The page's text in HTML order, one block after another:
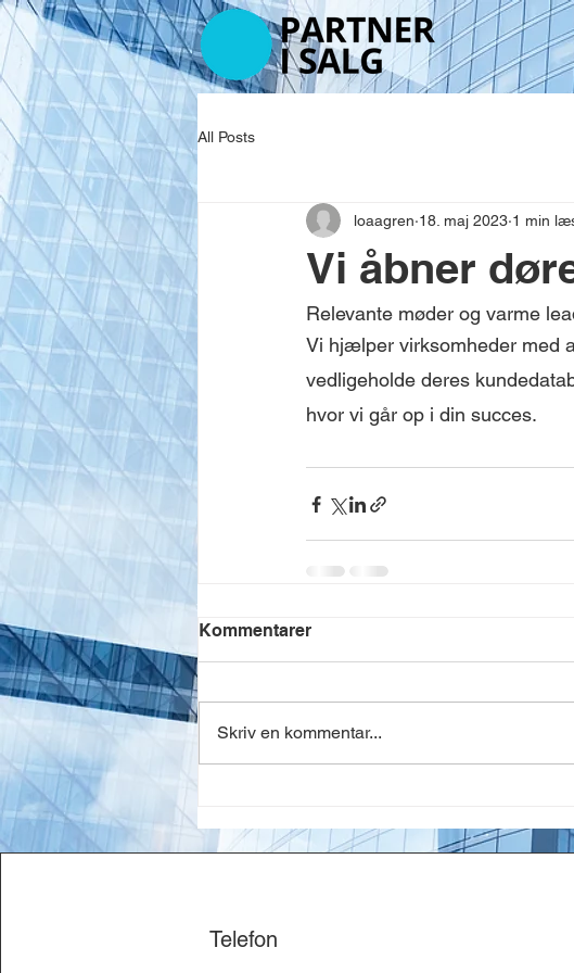
All Posts
Vi åbner
loaagren 18. maj 2023 1 min
Relevante møder og varme
Vi hjælper virksomheder med
vedligeholde deres
hvor vi går op i din succes.
Kommentarer
Skriv en kommentar...
Telefon